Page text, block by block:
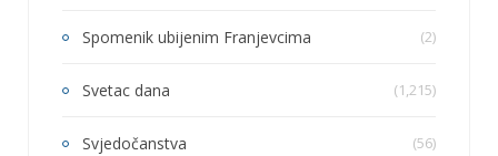
Spomenik ubijenim Franjevcima (2)
Svetac dana (1,215)
Svjedočanstva (56)